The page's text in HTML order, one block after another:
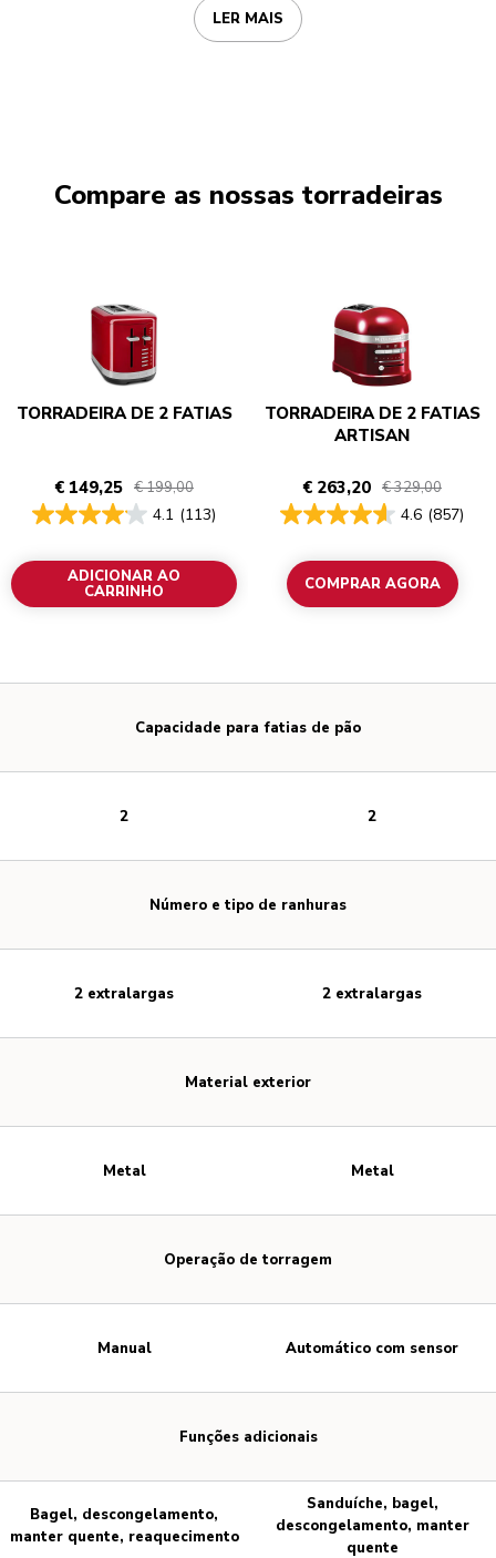
LER MAIS
Compare as nossas torradeiras
TORRADEIRA DE 2 FATIAS
€ 149,25 € 199,00
4.1 (113)
ADICIONAR AO
CARRINHO
TORRADEIRA DE 2 FATIAS
ARTISAN
€ 263,20 € 329,00
4.6 (857)
COMPRAR AGORA
Capacidade para fatias de pão
Número e tipo de ranhuras
Material exterior
Operação de torragem
Funções adicionais
2
2 extralargas
Metal
Manual
Bagel, descongelamento,
manter quente, reaquecimento
2
2 extralargas
Metal
Automático com sensor
Sanduíche, bagel,
descongelamento, manter
quente